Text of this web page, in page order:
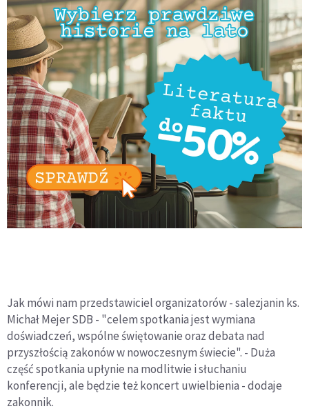
Jak mówi nam przedstawiciel organizatorów - salezjanin ks.
Michał Mejer SDB - "celem spotkania jest wymiana
doświadczeń, wspólne świętowanie oraz debata nad
przyszłością zakonów w nowoczesnym świecie". - Duża
część spotkania upłynie na modlitwie i słuchaniu
konferencji, ale będzie też koncert uwielbienia - dodaje
zakonnik.